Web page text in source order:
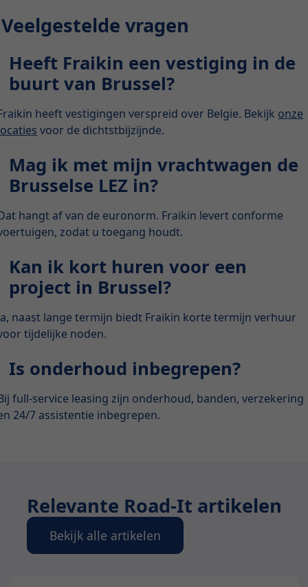
Veelgestelde vragen
Heeft Fraikin een vestiging in de
buurt van Brussel?
heeft vestigingen verspreid over Belgie. Bekijk onze
voor de dichtstbijzijnde.
Mag ik met mijn vrachtwagen de
Brusselse LEZ in?
hangt af van de euronorm. Fraikin levert conforme
zodat u toegang houdt.
Kan ik kort huren voor een
project in Brussel?
naast lange termijn biedt Fraikin korte termijn verhuur
tijdelijke noden.
Is onderhoud inbegrepen?
full-service leasing zijn onderhoud, banden, verzekering
24/7 assistentie inbegrepen.
Relevante Road-It artikelen
Bekijk alle artikelen